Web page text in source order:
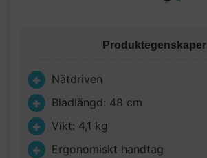
Produktegenskaper
Nätdriven
Bladlängd: 48 cm
Vikt: 4,1 kg
Ergonomiskt handtag